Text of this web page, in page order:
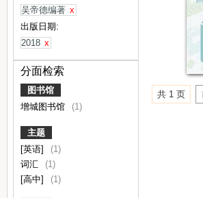
吴帝德编著 x
出版日期:
2018 x
分面检索
图书馆
增城图书馆
(1)
主题
[英语]
(1)
词汇
(1)
[高中]
(1)
共 1 页